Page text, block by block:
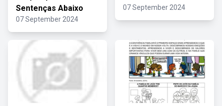
Sentenças Abaixo
07 September 2024
07 September 2024